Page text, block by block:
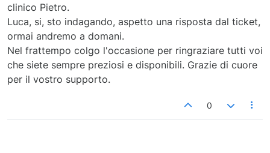
clinico Pietro.
Luca, si, sto indagando, aspetto una risposta dal ticket,
ormai andremo a domani.
Nel frattempo colgo l'occasione per ringraziare tutti voi
che siete sempre preziosi e disponibili. Grazie di cuore
per il vostro supporto.
0